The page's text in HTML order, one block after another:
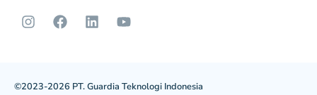
©2023-2026 PT. Guardia Teknologi Indonesia